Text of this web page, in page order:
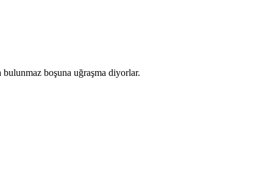
bulunmaz boşuna uğraşma diyorlar.